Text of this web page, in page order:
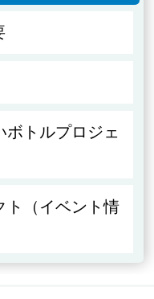
ボトルプロジェ
ト（イベント情